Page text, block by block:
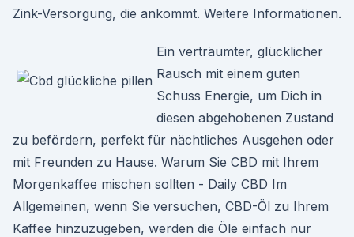
Zink-Versorgung, die ankommt. Weitere Informationen.
Ein verträumter, glücklicher
Rausch mit einem guten
Schuss Energie, um Dich in
diesen abgehobenen Zustand
zu befördern, perfekt für nächtliches Ausgehen oder
mit Freunden zu Hause. Warum Sie CBD mit Ihrem
Morgenkaffee mischen sollten - Daily CBD Im
Allgemeinen, wenn Sie versuchen, CBD-Öl zu Ihrem
Kaffee hinzuzugeben, werden die Öle einfach nur